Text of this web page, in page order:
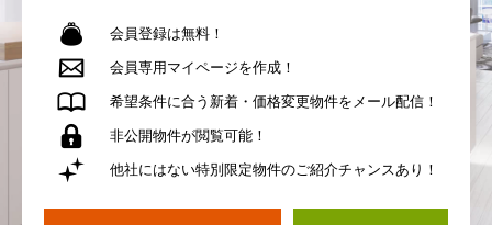
会員登録は無料！
会員専用 マイページを作成！
希望条件に合う 新着・価格変更物件を メール配信！
非公開物件が閲覧可能！
他社にはない特別限定物件のご紹介チャンスあり！